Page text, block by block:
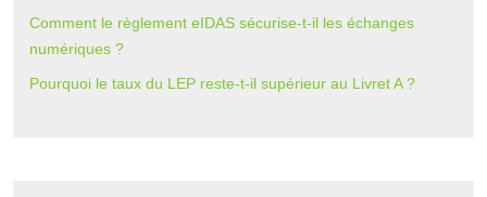
Comment le règlement eIDAS sécurise-t-il les échanges
numériques ?
Pourquoi le taux du LEP reste-t-il supérieur au Livret A ?